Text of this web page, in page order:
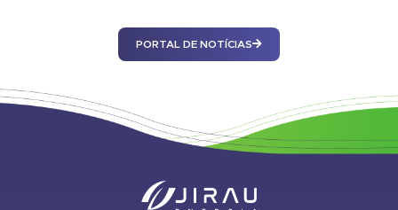
PORTAL DE NOTÍCIAS